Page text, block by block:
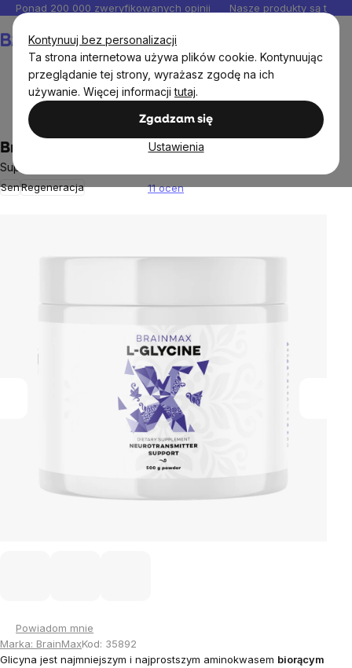
Kontynuuj bez personalizacji
Ta strona internetowa używa plików cookie. Kontynuując
przeglądanie tej strony, wyrażasz zgodę na ich
używanie. Więcej informacjitutaj.
Zgadzam się
Ustawienia
Przejść
do
treści
Ponad 200 000 zweryfikowanych opinii Nasze produkty są
Aminokwasy
BrainMax Glycine, L-Glicyna, 500 g
Suplement diety
SenRegeneracja
5,0
gwiazdek.
11 ocen
Powiadom mnie
Marka: BrainMaxKod: 35892
Glicyna jest najmniejszym i najprostszym aminokwasem biorącym